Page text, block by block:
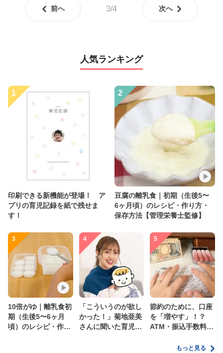
前へ 3/4 次へ
人気ランキング
1
印刷できる新機能が登場！ ア
プリの育児記録を紙で残せま
す！
2
豆腐の離乳食｜初期（生後5〜
6ヶ月頃）のレシピ・作り方・
保存方法【管理栄養士監修】
3
10倍がゆ｜離乳食初
期（生後5〜6ヶ月
頃）のレシピ・作り
4
「こういうのが欲し
かった！」菊地亜美
さんに聞いた育児
5
節約のために、口座
を「増やす」！？
ATM・振込手数料の
家計管理術もっと見る